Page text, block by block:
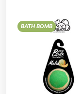
BATH BOMB